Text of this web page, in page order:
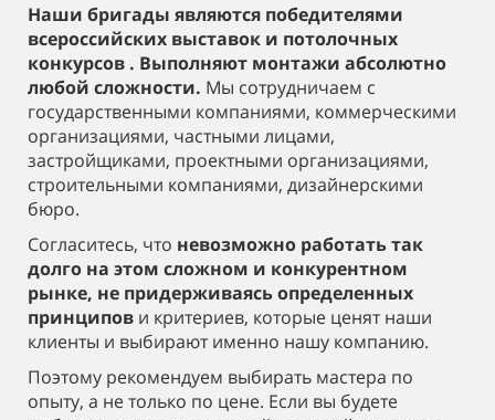
Наши бригады являются победителями
всероссийских выставок и потолочных
конкурсов . Выполняют монтажи абсолютно
любой сложности. Мы сотрудничаем с
государственными компаниями, коммерческими
организациями, частными лицами,
застройщиками, проектными организациями,
строительными компаниями, дизайнерскими
бюро.
Согласитесь, что невозможно работать так
долго на этом сложном и конкурентном
рынке, не придерживаясь определенных
принципов и критериев, которые ценят наши
клиенты и выбирают именно нашу компанию.
Поэтому рекомендуем выбирать мастера по
опыту, а не только по цене. Если вы будете